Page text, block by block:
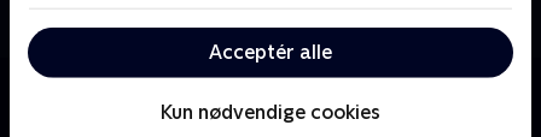
Acceptér alle
Kun nødvendige cookies
underholdende.